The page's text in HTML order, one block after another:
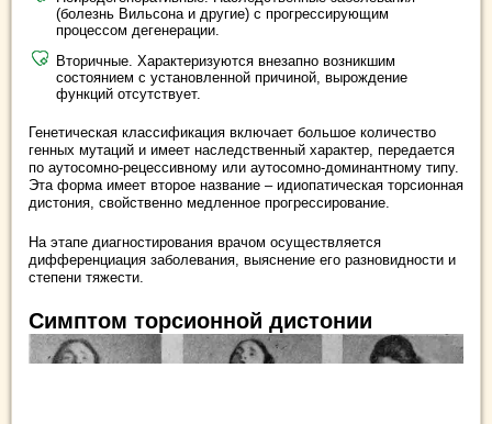
(болезнь Вильсона и другие) с прогрессирующим
процессом дегенерации.
Вторичные. Характеризуются внезапно возникшим
состоянием с установленной причиной, вырождение
функций отсутствует.
Генетическая классификация включает большое количество
генных мутаций и имеет наследственный характер, передается
по аутосомно-рецессивному или аутосомно-доминантному типу.
Эта форма имеет второе название – идиопатическая торсионная
дистония, свойственно медленное прогрессирование.
На этапе диагностирования врачом осуществляется
дифференциация заболевания, выяснение его разновидности и
степени тяжести.
Симптом торсионной дистонии